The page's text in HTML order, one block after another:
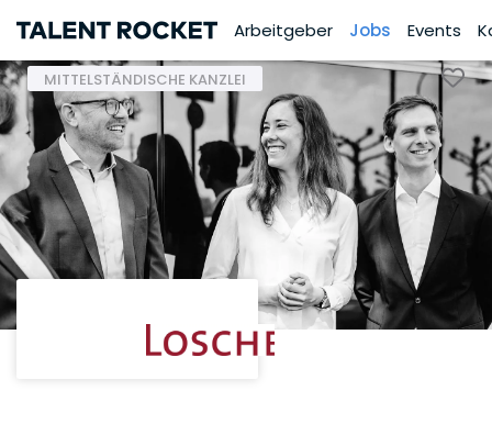
Arbeitgeber Jobs Events
MITTELSTÄNDISCHE KANZLEI